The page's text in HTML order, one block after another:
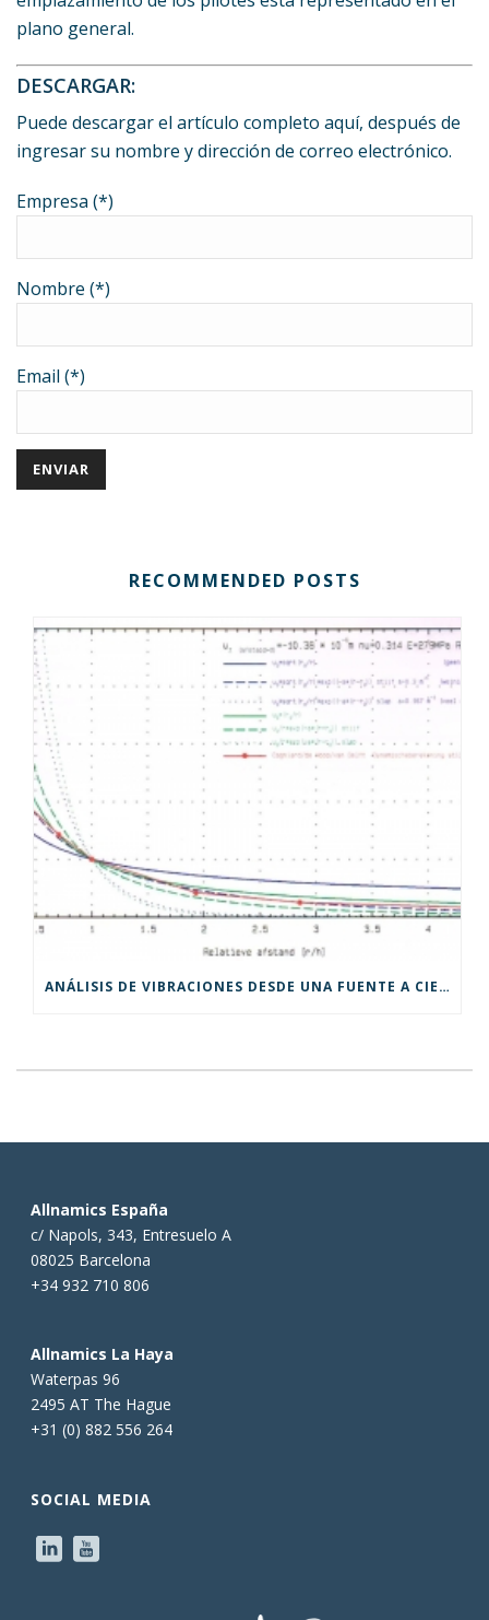
plano general.
DESCARGAR:
Puede descargar el artículo completo aquí, después de
ingresar su nombre y dirección de correo electrónico.
Empresa (*)
Nombre (*)
Email (*)
RECOMMENDED POSTS
ANÁLISIS DE VIBRACIONES DESDE UNA FUENTE A CIERTA PROFUNDIDAD
Allnamics España
c/ Napols, 343, Entresuelo A
08025 Barcelona
+34 932 710 806
Allnamics La Haya
Waterpas 96
2495 AT The Hague
+31 (0) 882 556 264
SOCIAL MEDIA